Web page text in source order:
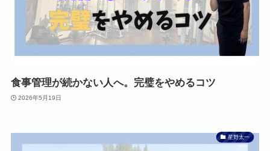
食事管理が続かない人へ。完璧をやめるコツ
2026年5月19日
星野太一